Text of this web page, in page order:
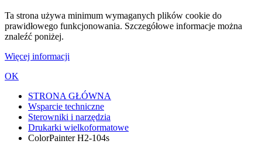
Ta strona używa minimum wymaganych plików cookie do
prawidłowego funkcjonowania. Szczegółowe informacje można
znaleźć poniżej.
Więcej informacji
OK
STRONA GŁÓWNA
Wsparcie techniczne
Sterowniki i narzędzia
Drukarki wielkoformatowe
ColorPainter H2-104s